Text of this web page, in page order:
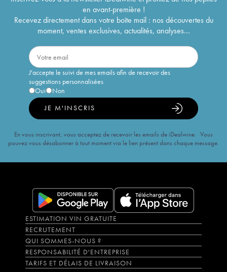
en avant-première !
Recevez directement dans votre boîte mail : nos découvertes du
moment, ventes exclusives, actualités, analyses...
J'accepte le suivi de mes emails afin de recevoir des
suggestions personnalisées
Oui
Non
JE M'INSCRIS
En vous inscrivant, vous acceptez de recevoir les emails de iDealwine. Vous
pouvez vous désabonner à tout moment via le lien présent dans chaque message.
ESTIMATION VIN GRATUITE
RECRUTEMENT
QUI SOMMES-NOUS ?
RESPONSABILITÉ D'ENTREPRISE
TARIFS ET DÉLAIS DE LIVRAISON